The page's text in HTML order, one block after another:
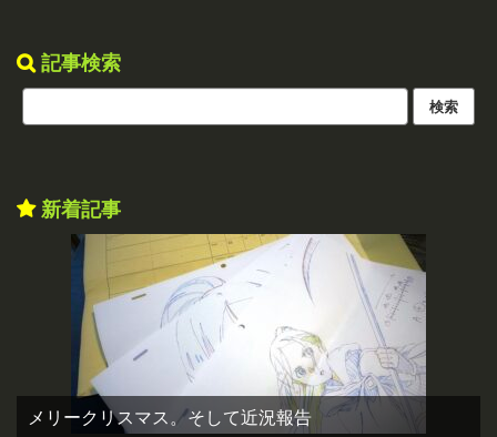
記事検索
新着記事
メリークリスマス。そして近況報告